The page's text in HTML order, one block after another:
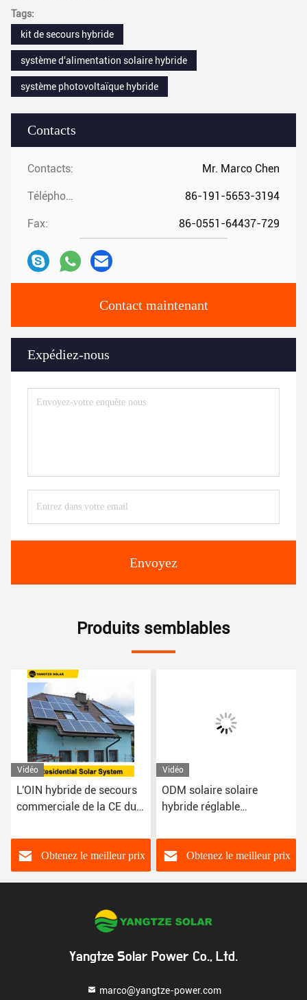
Contacts
Contacts: Mr. Marco Chen
Téléphone: 86-191-5653-3194
Fax: 86-0551-64437-729
Contact maintenant
Expédiez-nous
Envoyez
Tags:
kit de secours hybride
système d'alimentation solaire hybride
système photovoltaïque hybride
Produits semblables
Vidéo
ODM solaire solaire
hybride réglable
de puissance
Obtenez le meilleur prix
Vidéo
Phase hybride
polycristalline 150kw de
Inverter 3
Obtenez le meilleur prix
Yangtze Solar Power Co., Ltd.
marco@yangtze-power.com